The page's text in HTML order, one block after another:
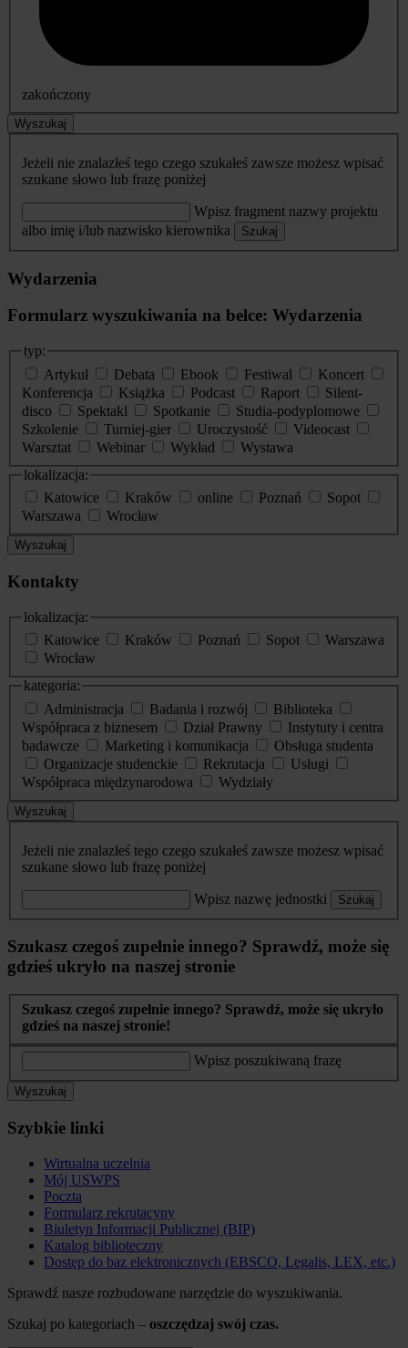
zakończony
Wyszukaj
Jeżeli nie znalazłeś tego czego szukałeś zawsze możesz wpisać
szukane słowo lub frazę poniżej
Wpisz fragment nazwy projektu
albo imię i/lub nazwisko kierownika
Szukaj
Wydarzenia
Formularz wyszukiwania na belce: Wydarzenia
typ:
Artykuł
Debata Ebook Festiwal
Koncert
Konferencja
Książka Podcast Raport
Silent-
disco
Spektakl Spotkanie
Studia-podyplomowe
Szkolenie
Turniej-gier Uroczystość
Videocast
Warsztat
Webinar Wykład
Wystawa
lokalizacja:
Katowice
Kraków online Poznań
Sopot
Warszawa
Wrocław
Wyszukaj
Kontakty
lokalizacja:
Katowice
Kraków Poznań Sopot
Warszawa
Wrocław
kategoria:
Administracja
Badania i rozwój
Biblioteka
Współpraca z biznesem
Dział Prawny
Instytuty i centra
badawcze
Marketing i komunikacja
Obsługa studenta
Organizacje studenckie
Rekrutacja
Usługi
Współpraca międzynarodowa
Wydziały
Wyszukaj
Jeżeli nie znalazłeś tego czego szukałeś zawsze możesz wpisać
szukane słowo lub frazę poniżej
Wpisz nazwę jednostki Szukaj
Szukasz czegoś zupełnie innego? Sprawdź, może się
gdzieś ukryło na naszej stronie
Szukasz czegoś zupełnie innego? Sprawdź, może się ukryło
gdzieś na naszej stronie!
Wpisz poszukiwaną frazę
Wyszukaj
Szybkie linki
Wirtualna uczelnia
Mój USWPS
Poczta
Formularz rekrutacyny
Biuletyn Informacji Publicznej (BIP)
Katalog biblioteczny
Dostęp do baz elektronicznych (EBSCO, Legalis, LEX, etc.)
Sprawdź nasze rozbudowane narzędzie do wyszukiwania.
Szukaj po kategoriach – oszczędzaj swój czas.